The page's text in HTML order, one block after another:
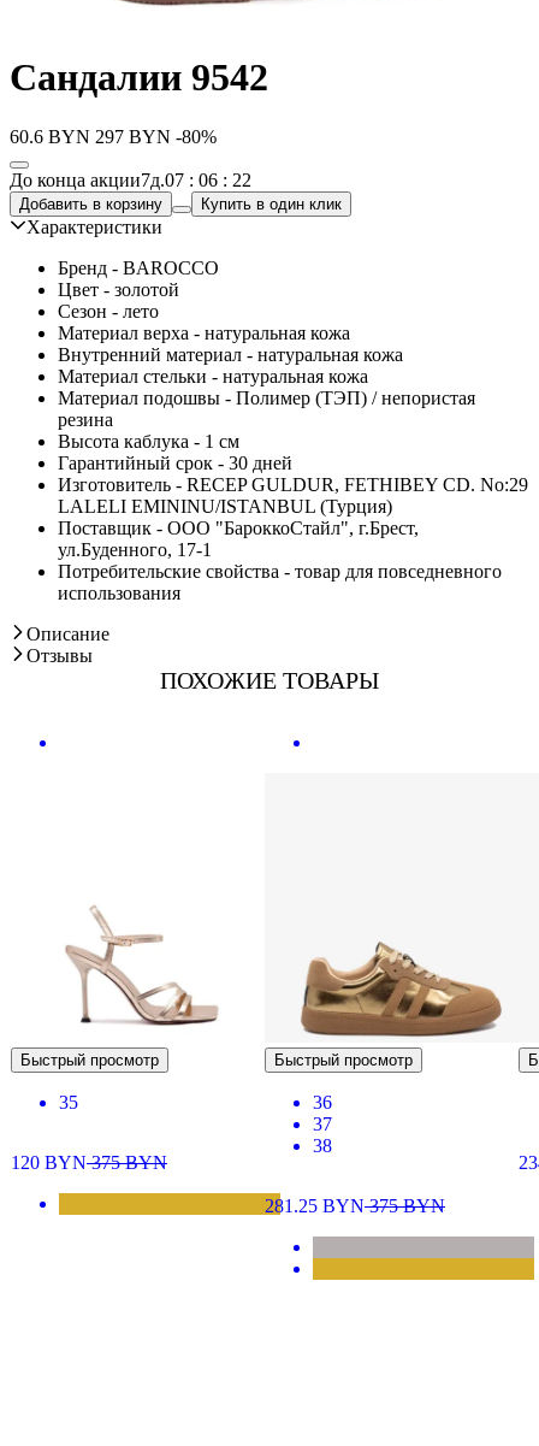
Сандалии 9542
60.6 BYN 297 BYN -80%
До конца акции7д.07 : 06 : 22
Добавить в корзину Купить в один клик
Характеристики
Бренд - BAROCCO
Цвет - золотой
Сезон - лето
Материал верха - натуральная кожа
Внутренний материал - натуральная кожа
Материал стельки - натуральная кожа
Материал подошвы - Полимер (ТЭП) / непористая
резина
Высота каблука - 1 см
Гарантийный срок - 30 дней
Изготовитель - RECEP GULDUR, FETHIBEY CD. No:29
LALELI EMININU/ISTANBUL (Турция)
Поставщик - ООО "БароккоСтайл", г.Брест,
ул.Буденного, 17-1
Потребительские свойства - товар для повседневного
использования
Описание
Отзывы
ПОХОЖИЕ ТОВАРЫ
Быстрый просмотр
35
120 BYN375BYN
Быстрый просмотр
36
37
38
281.25 BYN375BYN